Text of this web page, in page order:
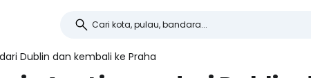
Dublin dan kembali ke Praha